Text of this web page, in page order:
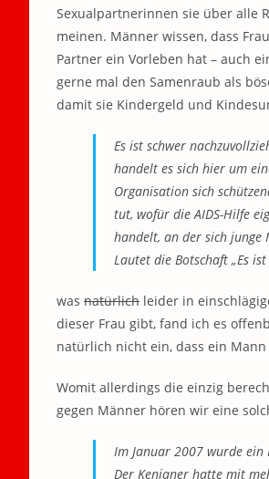
Sexualpartnerinnen sie über alle
meinen. Männer wissen, dass
Partner ein Vorleben hat – auch
gerne mal den Samenraub als
damit sie Kindergeld und
Es ist schwer
handelt es sich hier um
Organisation sich
tut, wofür die AIDS-Hilfe
handelt, an der sich junge
Lautet die Botschaft „Es
was natürlich leider in
dieser Frau gibt, fand ich es
natürlich nicht ein, dass ein
Womit allerdings die einzig
gegen Männer hören wir eine
Im Januar 2007 wurde
Der Kenianer hatte mit